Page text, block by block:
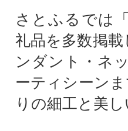
さとふるでは
礼品を多数掲
ンダント・ネ
ーティシーン
りの細工と美